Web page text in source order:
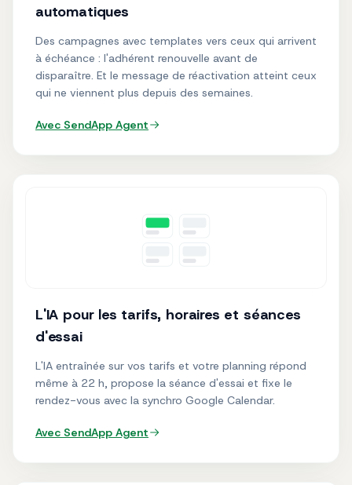
automatiques
Des campagnes avec templates vers ceux qui arrivent
à échéance : l'adhérent renouvelle avant de
disparaître. Et le message de réactivation atteint ceux
qui ne viennent plus depuis des semaines.
Avec SendApp Agent
L'IA pour les tarifs, horaires et séances
d'essai
L'IA entraînée sur vos tarifs et votre planning répond
même à 22 h, propose la séance d'essai et fixe le
rendez-vous avec la synchro Google Calendar.
Avec SendApp Agent